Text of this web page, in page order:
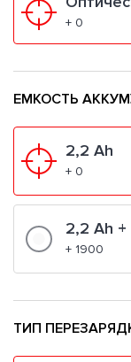
+ 0
ЕМКОСТЬ
2,2 Ah
+ 0
2,2 Ah
+ 1900
ТИП